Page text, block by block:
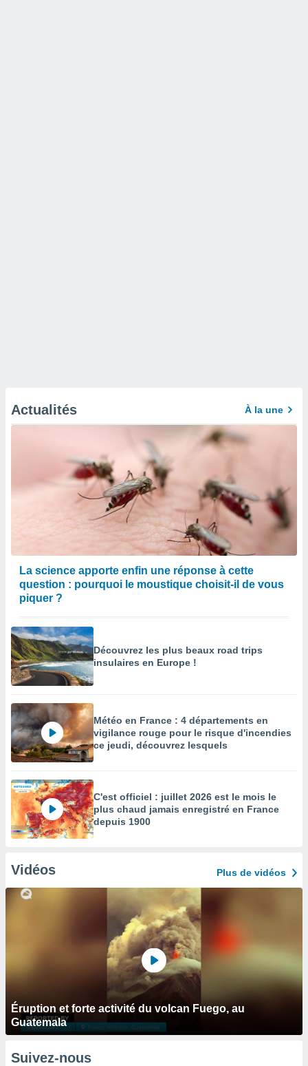
Actualités À la une
La science apporte enfin une réponse à cette
question : pourquoi le moustique choisit-il de vous
piquer ?
Découvrez les plus beaux road trips
insulaires en Europe !
Météo en France : 4 départements en
vigilance rouge pour le risque d'incendies
ce jeudi, découvrez lesquels
C'est officiel : juillet 2026 est le mois le
plus chaud jamais enregistré en France
depuis 1900
Vidéos Plus de vidéos
Éruption et forte activité du volcan Fuego, au
Guatemala
Suivez-nous